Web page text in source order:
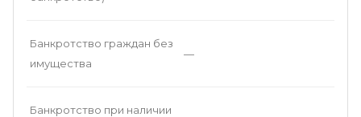
Банкротство граждан без
имущества
—
Банкротство при наличии